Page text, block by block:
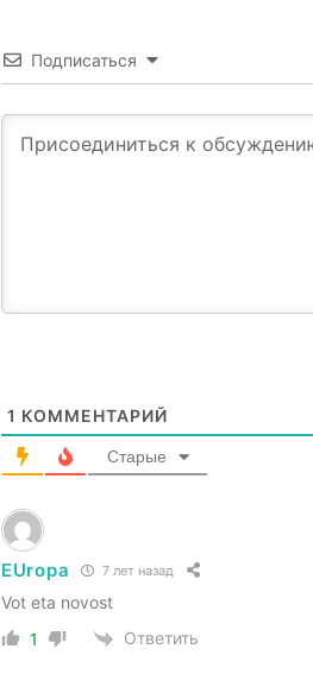
Подписаться
1 КОММЕНТАРИЙ
Старые
EUropa 7 лет назад
Vot eta novost
1
Ответить